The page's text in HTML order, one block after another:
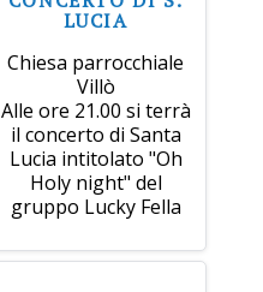
LUCIA
Chiesa parrocchiale
Villò
Alle ore 21.00 si terrà
il concerto di Santa
Lucia intitolato "Oh
Holy night" del
gruppo Lucky Fella